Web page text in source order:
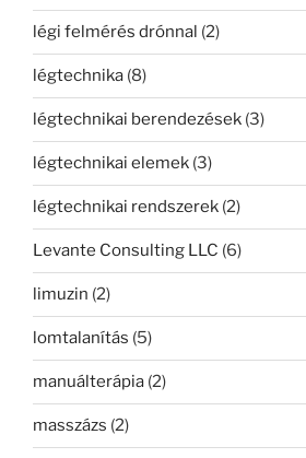
légi felmérés drónnal (2)
légtechnika (8)
légtechnikai berendezések (3)
légtechnikai elemek (3)
légtechnikai rendszerek (2)
Levante Consulting LLC (6)
limuzin (2)
lomtalanítás (5)
manuálterápia (2)
masszázs (2)